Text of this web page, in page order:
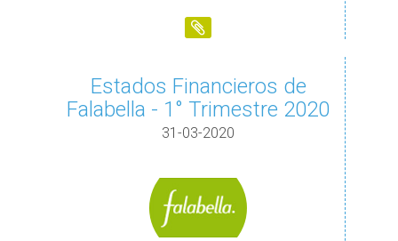
Estados Financieros de
Falabella - 1° Trimestre 2020
31-03-2020